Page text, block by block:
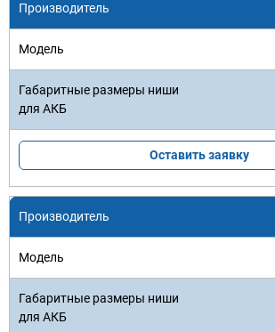
Оставить заявку